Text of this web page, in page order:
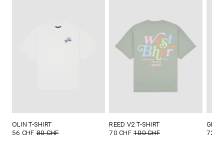
OLIN T-SHIRT
56 CHF80 CHF
REED V2 T-SHIRT
70 CHF100 CHF
72